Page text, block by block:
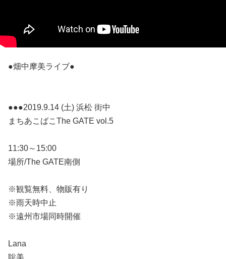
●畑中摩美ライブ●
●●●2019.9.14 (土) 浜松 街中
まちあこばこThe GATE vol.5
11:30～15:00
場所/The GATE南側
※観覧無料、物販有り
※雨天時中止
※遠州市場同時開催
Lana